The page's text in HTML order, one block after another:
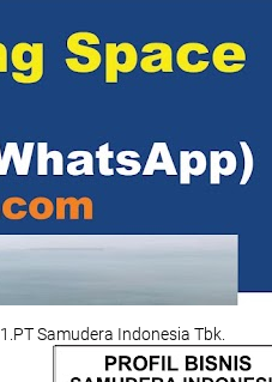
1.PT Samudera Indonesia Tbk.